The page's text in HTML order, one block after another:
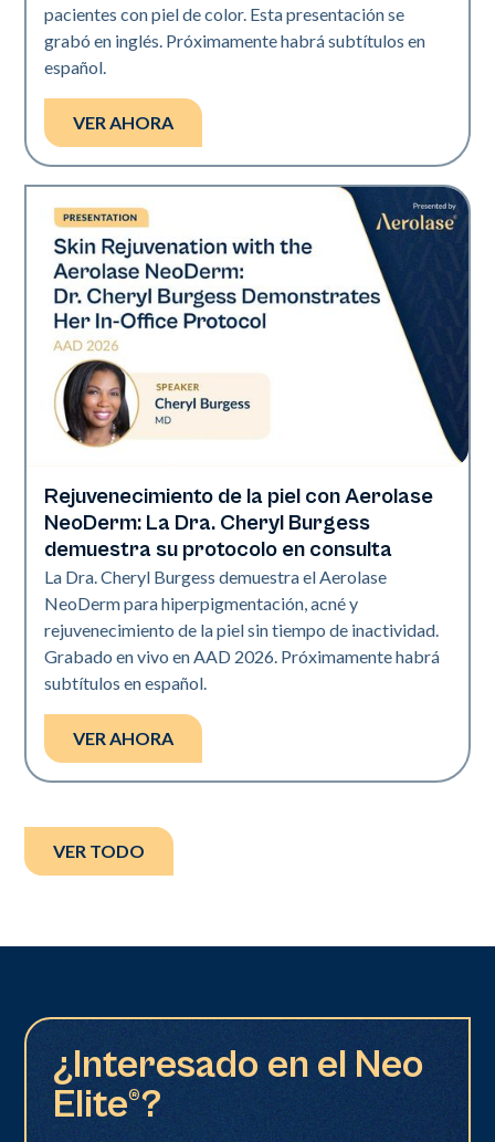
pacientes con piel de color. Esta presentación se
grabó en inglés. Próximamente habrá subtítulos en
español.
VER AHORA
Neo Elite | Presentaciones
Rejuvenecimiento de la piel con Aerolase
NeoDerm: La Dra. Cheryl Burgess
demuestra su protocolo en consulta
La Dra. Cheryl Burgess demuestra el Aerolase
NeoDerm para hiperpigmentación, acné y
rejuvenecimiento de la piel sin tiempo de inactividad.
Grabado en vivo en AAD 2026. Próximamente habrá
subtítulos en español.
VER AHORA
VER TODO
¿Interesado en el Neo
Elite®?